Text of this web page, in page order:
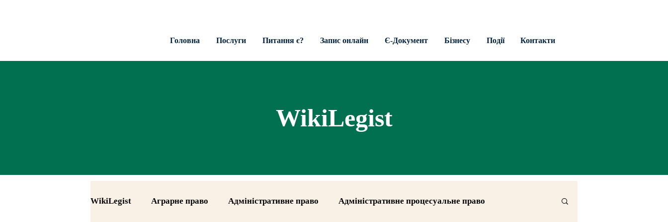
Головна Послуги Питання є? Запис онлайн Є-Документ Бізнесу Події Контакти
WikiLegist
WikiLegist Аграрне право Адміністративне право Адміністративне процесуальне право